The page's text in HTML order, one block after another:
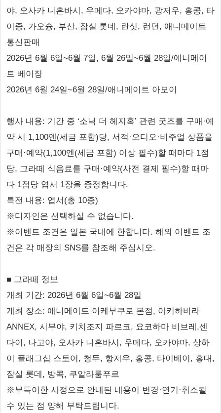
야, 오사카 니혼바시, 우메다, 오카야마, 광저우, 홍콩, 타
이중, 가오슝, 부산, 잠실 롯데, 란싯, 런던, 애니메이트
통신판매
2026년 6월 6일~6월 7일, 6월 26일~6월 28일/애니메이
트 베이징
2026년 6월 24일~6월 28일/애니메이트 아모이
행사 내용: 기간 중 ‘소닉 더 헤지혹’ 관련 굿즈를 구매·예
약 시 1,100엔(세금 포함)당, 서적·오디오·비주얼 상품을
구매·예약(1,100엔(세금 포함) 이상 필수)할 때마다 1점
당, 그라떼 식음료를 구매·예약(사전 결제 필수)할 때마
다 1점당 엽서 1장을 증정합니다.
특전 내용: 엽서(총 10종)
※디자인은 선택하실 수 없습니다.
※이벤트 조건은 일본 국내에 한합니다. 해외 이벤트 조
건은 각 매장의 SNS를 참조해 주십시오.
■ 그라떼 정보
개최 기간: 2026년 6월 6일~6월 28일
개최 장소: 애니메이트 이케부쿠로 본점, 아키하바라
ANNEX, 시부야, 키치조지 파르코, 요코하마 비브레,센
다이, 나고야, 오사카 니혼바시, 우메다, 오카야마, 상하
이 플래그십 스토어, 청두, 항저우, 홍콩, 타이베이, 홍대,
잠실 롯데, 방콕, 쿠알라룸푸르
※부득이한 사정으로 안내된 내용이 변경·연기·취소될
수 있는 점 양해 부탁드립니다.